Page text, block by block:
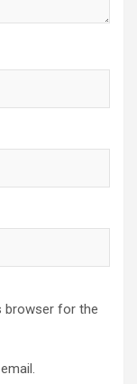
browser for the